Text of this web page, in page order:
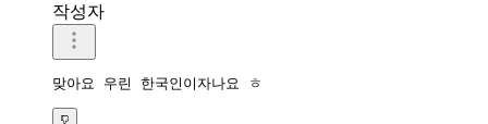
작성자
맞아요 우린 한국인이자나요 ㅎ